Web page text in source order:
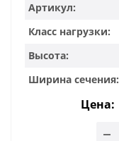
Артикул:
Класс нагрузки:
Высота:
Ширина сечения:
Цена: